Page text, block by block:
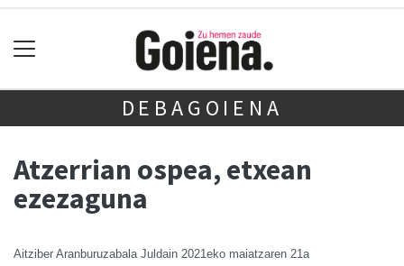
DEBAGOIENA
Atzerrian ospea, etxean
ezezaguna
Aitziber Aranburuzabala Juldain 2021eko maiatzaren 21a